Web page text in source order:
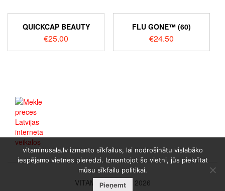
QUICKCAP BEAUTY
€25.00
FLU GONE™ (60)
€24.50
VITAMINUSALA © 2026
vitaminusala.lv izmanto sīkfailus, lai nodrošinātu vislabāko
iespējamo vietnes pieredzi. Izmantojot šo vietni, jūs piekrītat
mūsu sīkfailu politikai.
Pieņemt